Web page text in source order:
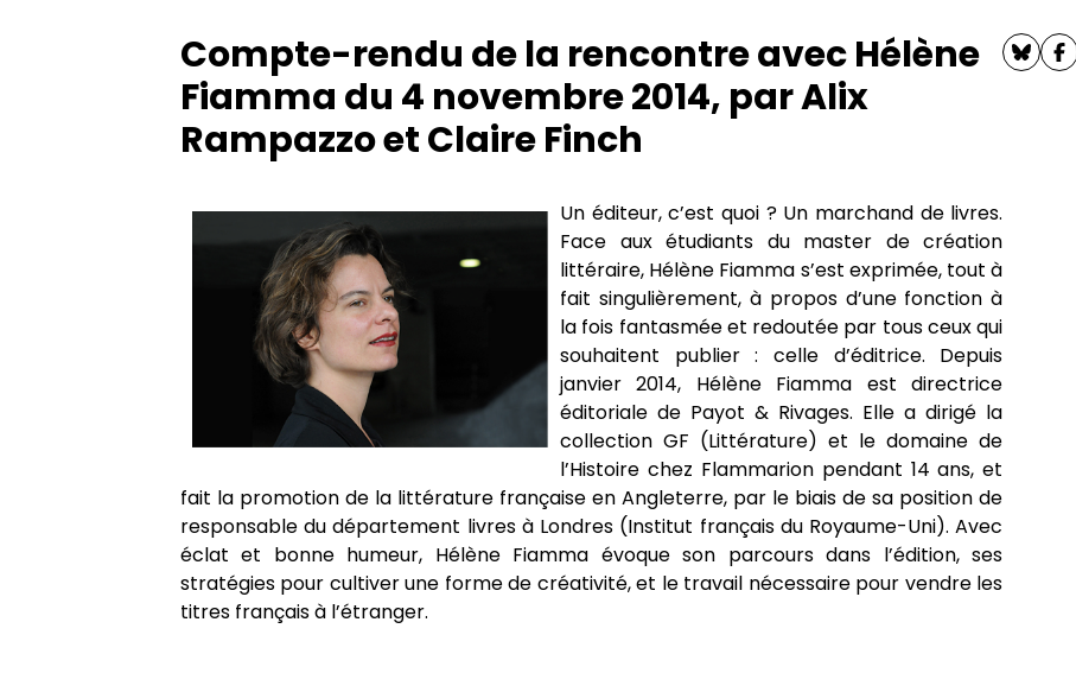
Juré·es
Admissions
Partenariats
Les médias en parlent
Tutorat
Ecrivains en résidence
Emérites
Rencontres littéraires
Compte-rendu de la rencontre avec Hélène
Fiamma du 4 novembre 2014, par Alix
Rampazzo et Claire Finch
Un éditeur, c’est quoi ? Un marchand de livres.
Face aux étudiants du master de création
littéraire, Hélène Fiamma s’est exprimée, tout à
fait singulièrement, à propos d’une fonction à
la fois fantasmée et redoutée par tous ceux qui
souhaitent publier : celle d’éditrice. Depuis
janvier 2014, Hélène Fiamma est directrice
éditoriale de Payot & Rivages. Elle a dirigé la
collection GF (Littérature) et le domaine de
l’Histoire chez Flammarion pendant 14 ans, et
fait la promotion de la littérature française en Angleterre, par le biais de sa position de
responsable du département livres à Londres (Institut français du Royaume-Uni). Avec
éclat et bonne humeur, Hélène Fiamma évoque son parcours dans l’édition, ses
stratégies pour cultiver une forme de créativité, et le travail nécessaire pour vendre les
titres français à l’étranger.